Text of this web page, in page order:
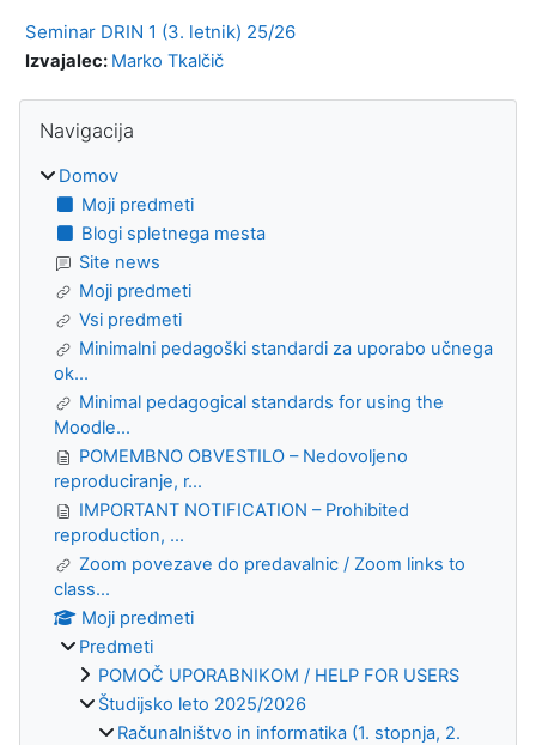
Seminar DRIN 1 (3. letnik) 25/26
Izvajalec: Marko Tkalčič
Bloki
Navigacija
Domov
Moji predmeti
Blogi spletnega mesta
Site news
Moji predmeti
Vsi predmeti
Minimalni pedagoški standardi za uporabo učnega
ok...
Minimal pedagogical standards for using the
Moodle...
POMEMBNO OBVESTILO – Nedovoljeno
reproduciranje, r...
IMPORTANT NOTIFICATION – Prohibited
reproduction, ...
Zoom povezave do predavalnic / Zoom links to
class...
Moji predmeti
Predmeti
POMOČ UPORABNIKOM / HELP FOR USERS
Študijsko leto 2025/2026
Računalništvo in informatika (1. stopnja, 2.